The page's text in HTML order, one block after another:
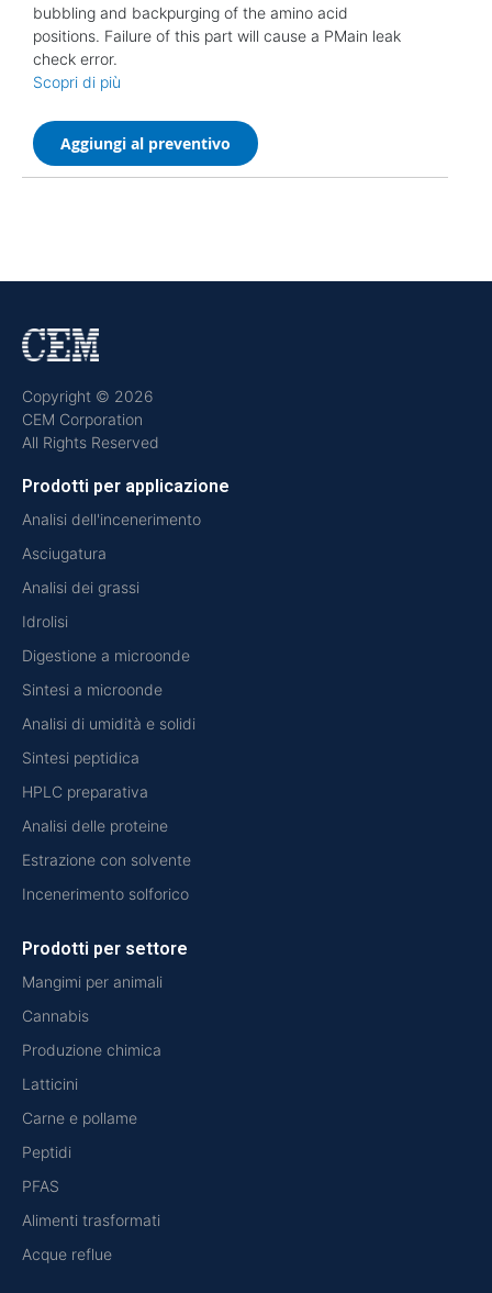
bubbling and backpurging of the amino acid
positions. Failure of this part will cause a PMain leak
check error.
Scopri di più
Aggiungi al preventivo
Copyright © 2026
CEM Corporation
All Rights Reserved
Prodotti per applicazione
Analisi dell'incenerimento
Asciugatura
Analisi dei grassi
Idrolisi
Digestione a microonde
Sintesi a microonde
Analisi di umidità e solidi
Sintesi peptidica
HPLC preparativa
Analisi delle proteine
Estrazione con solvente
Incenerimento solforico
Prodotti per settore
Mangimi per animali
Cannabis
Produzione chimica
Latticini
Carne e pollame
Peptidi
PFAS
Alimenti trasformati
Acque reflue